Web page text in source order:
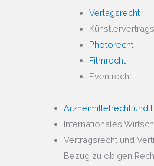
Verlagsrecht
Photorecht
Filmrecht
Eventrecht
Arzneimittelrecht und
Internationales
Vertragsrecht und
Bezug zu obigen